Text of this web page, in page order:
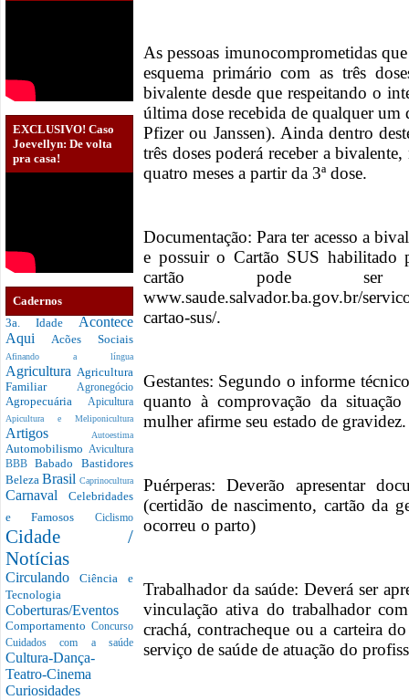
EXCLUSIVO! Caso
Joevellyn: De volta
pra casa!
Cadernos
3a. Idade Acontece
Aqui Acões Sociais
Afinando a língua
Agricultura Agricultura
Familiar Agronegócio
Agropecuária Apicultura
Apicultura e Meliponicultura
Artigos Autoestima
Automobilismo Avicultura
BBBBabado Bastidores
Beleza Brasil Caprinocultura
Carnaval Celebridades
e Famosos Ciclismo
Cidade /
Notícias
CirculandoCiência e
Tecnologia
Coberturas/Eventos
Comportamento Concurso
Cuidados com a saúde
Cultura-Dança-
Teatro-Cinema
Curiosidades
As pessoas imunocomprometidas
esquema primário com as três
bivalente desde que respeitando o
última dose recebida de qualquer
Pfizer ou Janssen). Ainda dentro
três doses poderá receber a
quatro meses a partir da 3ª dose.
Documentação: Para ter acesso a
e possuir o Cartão SUS habilitado
cartão pode
www.saude.salvador.ba.gov.br/
cartao-sus/.
Gestantes: Segundo o informe
quanto à comprovação da
mulher afirme seu estado de gravidez.
Puérperas: Deverão apresentar
(certidão de nascimento, cartão da
ocorreu o parto)
Trabalhador da saúde: Deverá ser
vinculação ativa do trabalhador
crachá, contracheque ou a carteira
serviço de saúde de atuação do